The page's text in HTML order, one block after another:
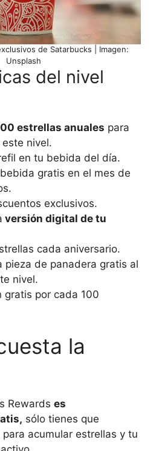
de Satarbucks | Imagen:
Unsplash
del nivel
estrellas anuales para
nivel.
en tu bebida del día.
gratis en el mes de
exclusivos.
versión digital de tu
cada aniversario.
pieza de panadera gratis al
nivel.
gratis por cada 100
la
Rewards es
sólo tienes que
acumular estrellas y tu